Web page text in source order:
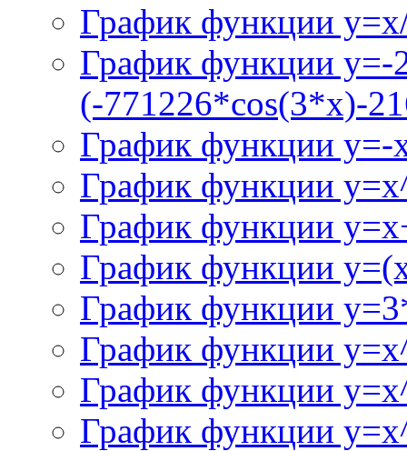
График функции
График функции y=-
(-771226*cos(3*x)-
График функции
График функции
График функции
График функции
График функции
График функции
График функции
График функции